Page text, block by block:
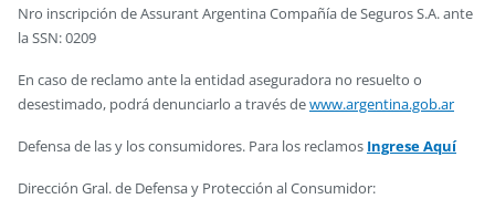
Nro inscripción de Assurant Argentina Compañía de Seguros S.A. ante
la SSN: 0209
En caso de reclamo ante la entidad aseguradora no resuelto o
desestimado, podrá denunciarlo a través dewww.argentina.gob.ar
Defensa de las y los consumidores. Para los reclamos Ingrese Aquí
Dirección Gral. de Defensa y Protección al Consumidor: